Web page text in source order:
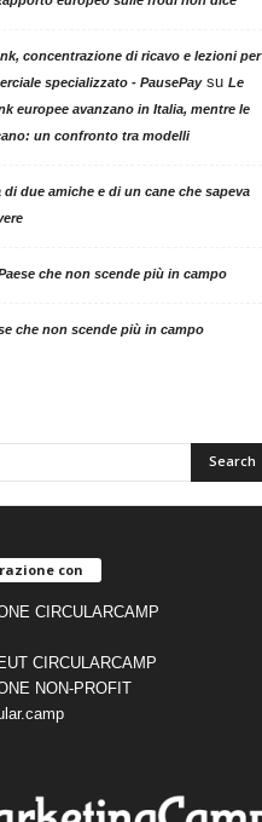
concentrazione di ricavo e lezioni
specializzato - PausePaysu Le
europee avanzano in Italia, mentre le
un confronto tra modelli
di due amiche e di un cane che sapeva
che non scende più in campo
che non scende più in campo
con
CIRCULARCAMP
CIRCULARCAMP
NON-PROFIT